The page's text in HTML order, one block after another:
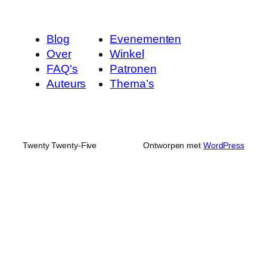
Blog
Over
FAQ's
Auteurs
Evenementen
Winkel
Patronen
Thema’s
Twenty Twenty-Five Ontworpen met WordPress